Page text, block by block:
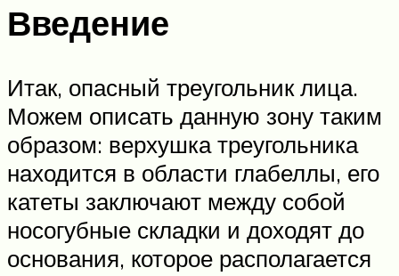
Введение
Итак, опасный треугольник лица.
Можем описать данную зону таким
образом: верхушка треугольника
находится в области глабеллы, его
катеты заключают между собой
носогубные складки и доходят до
основания, которое располагается